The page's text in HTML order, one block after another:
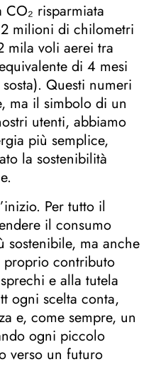
risparmiata
milioni di chilometri
mila voli aerei tra
di 4 mesi
Questi numeri
ma il simbolo di un
utenti, abbiamo
più semplice,
la sostenibilità
Per tutto il
il consumo
sostenibile, ma anche
proprio contributo
e alla tutela
ogni scelta conta,
e, come sempre, un
ogni piccolo
verso un futuro